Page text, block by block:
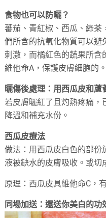
食物也可以防曬？
蕃茄、青紅椒、西瓜、綠茶
們所含的抗氧化物質可以避
刺激，而橘紅色的蔬果所含
維他命A，保護皮膚細胞的。
曬傷後處理：用西瓜皮和蘆
若皮膚曬紅了且灼熱疼痛，
降溫和補充水份。
西瓜皮療法
做法：用西瓜皮白色的部份
液被缺水的皮膚吸收。或切
原理：西瓜皮具維他命C，
同場加送：還送你美白的功